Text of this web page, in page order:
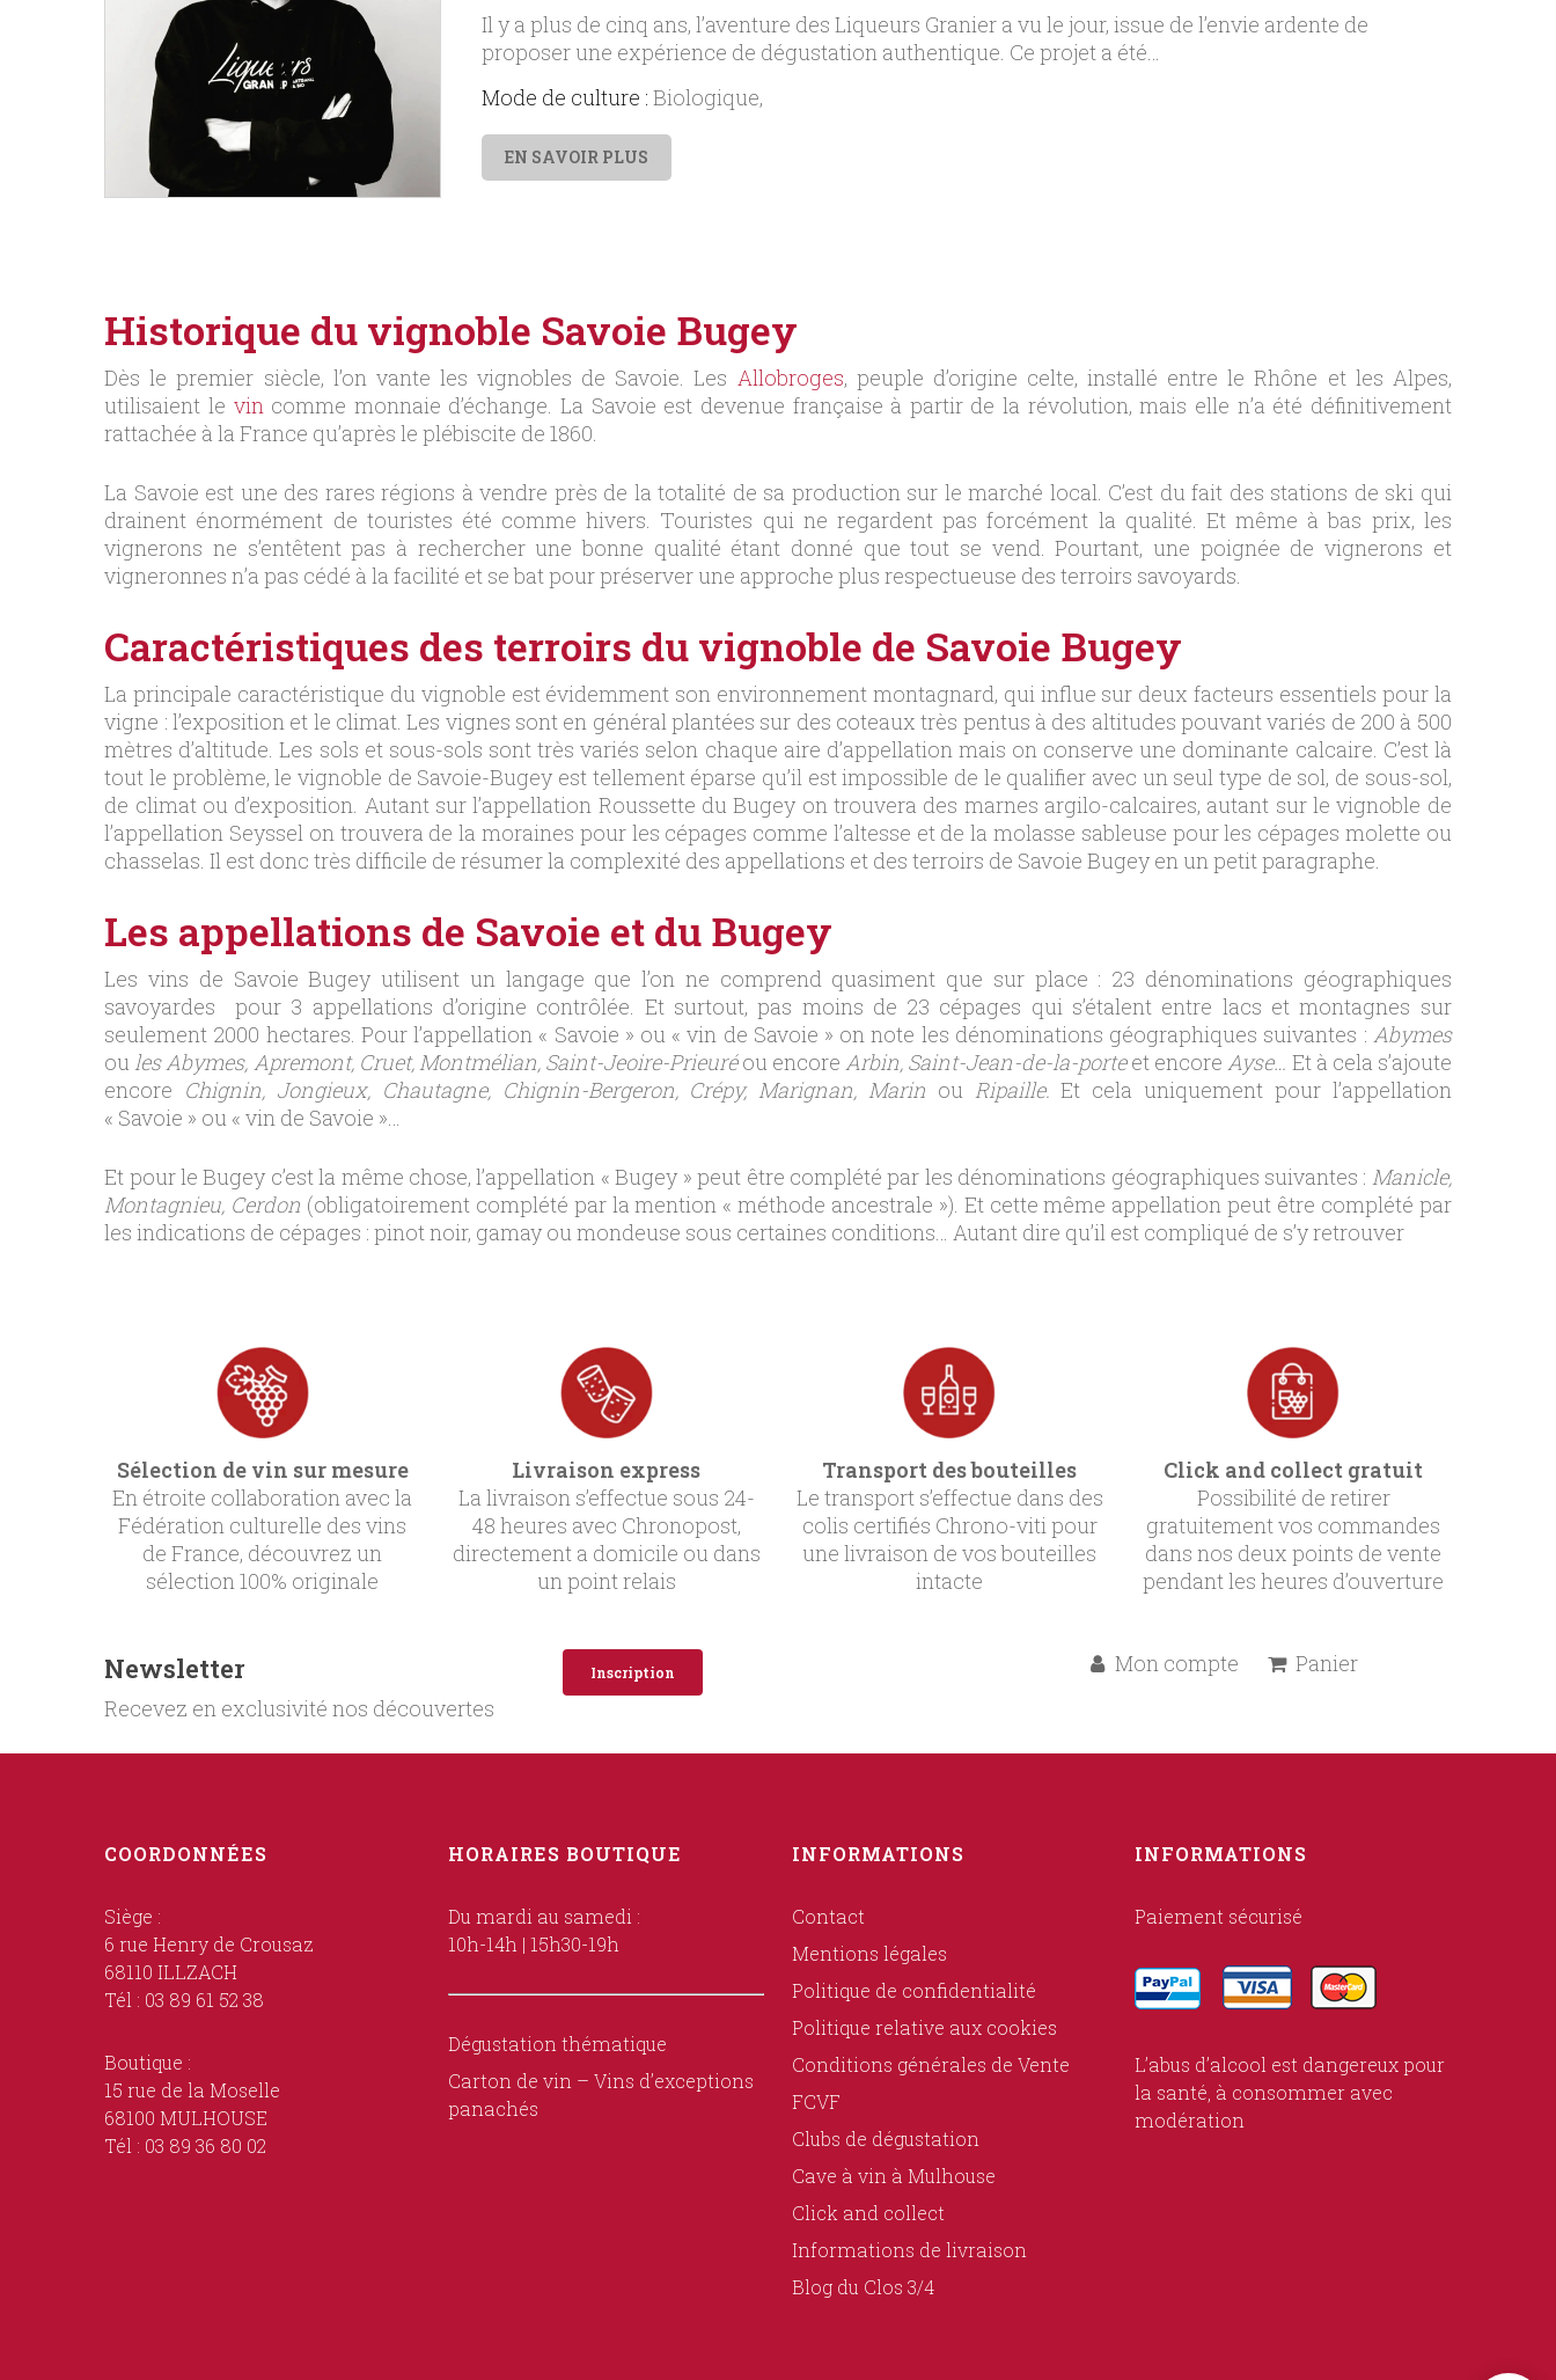
Il y a plus de cinq ans, l’aventure des Liqueurs Granier a vu le jour, issue de l’envie ardente de
proposer une expérience de dégustation authentique. Ce projet a été…
Mode de culture : Biologique
EN SAVOIR PLUS
Historique du vignoble Savoie Bugey
Dès le premier siècle, l’on vante les vignobles de Savoie. Les Allobroges, peuple d’origine celte, installé entre le Rhône et les Alpes,
utilisaient le vincomme monnaie d’échange. La Savoie est devenue française à partir de la révolution, mais elle n’a été définitivement
rattachée à la France qu’après le plébiscite de 1860.
La Savoie est une des rares régions à vendre près de la totalité de sa production sur le marché local. C’est du fait des stations de ski qui
drainent énormément de touristes été comme hivers. Touristes qui ne regardent pas forcément la qualité. Et même à bas prix, les
vignerons ne s’entêtent pas à rechercher une bonne qualité étant donné que tout se vend. Pourtant, une poignée de vignerons et
vigneronnes n’a pas cédé à la facilité et se bat pour préserver une approche plus respectueuse des terroirs savoyards.
Caractéristiques des terroirs du vignoble de Savoie Bugey
La principale caractéristique du vignoble est évidemment son environnement montagnard, qui influe sur deux facteurs essentiels pour la
vigne : l’exposition et le climat. Les vignes sont en général plantées sur des coteaux très pentus à des altitudes pouvant variés de 200 à 500
mètres d’altitude. Les sols et sous-sols sont très variés selon chaque aire d’appellation mais on conserve une dominante calcaire. C’est là
tout le problème, le vignoble de Savoie-Bugey est tellement éparse qu’il est impossible de le qualifier avec un seul type de sol, de sous-sol,
de climat ou d’exposition. Autant sur l’appellation Roussette du Bugey on trouvera des marnes argilo-calcaires, autant sur le vignoble de
l’appellation Seyssel on trouvera de la moraines pour les cépages comme l’altesse et de la molasse sableuse pour les cépages molette ou
chasselas. Il est donc très difficile de résumer la complexité des appellations et des terroirs de Savoie Bugey en un petit paragraphe.
Les appellations de Savoie et du Bugey
Les vins de Savoie Bugey utilisent un langage que l’on ne comprend quasiment que sur place : 23 dénominations géographiques
savoyardes pour 3 appellations d’origine contrôlée. Et surtout, pas moins de 23 cépages qui s’étalent entre lacs et montagnes sur
seulement 2000 hectares. Pour l’appellation « Savoie » ou « vin de Savoie » on note les dénominations géographiques suivantes : Abymes
ou les Abymes, Apremont, Cruet, Montmélian, Saint-Jeoire-Prieuréou encoreArbin, Saint-Jean-de-la-porteet encoreAyse… Et à cela s’ajoute
encore Chignin, Jongieux, Chautagne, Chignin-Bergeron, Crépy, Marignan, Marin ou Ripaille.Et cela uniquement pour l’appellation
« Savoie » ou « vin de Savoie »…
Et pour le Bugey c’est la même chose, l’appellation « Bugey » peut être complété par les dénominations géographiques suivantes : Manicle,
Montagnieu, Cerdon (obligatoirement complété par la mention « méthode ancestrale »). Et cette même appellation peut être complété par
les indications de cépages : pinot noir, gamay ou mondeuse sous certaines conditions… Autant dire qu’il est compliqué de s’y retrouver
Sélection de vin sur mesure
En étroite collaboration avec la
Fédération culturelle des vins
de France, découvrez un
sélection 100% originale
Livraison express
La livraison s’effectue sous 24-
48 heures avec Chronopost,
directement a domicile ou dans
un point relais
Transport des bouteilles
Le transport s’effectue dans des
colis certifiés Chrono-viti pour
une livraison de vos bouteilles
intacte
Click and collect gratuit
Possibilité de retirer
gratuitement vos commandes
dans nos deux points de vente
pendant les heures d’ouverture
Newsletter
Recevez en exclusivité nos découvertes
Inscription Mon compte Panier
COORDONNÉES
Siège :
6 rue Henry de Crousaz
68110 ILLZACH
Tél : 03 89 61 52 38
Boutique :
15 rue de la Moselle
68100 MULHOUSE
Tél : 03 89 36 80 02
HORAIRES BOUTIQUE
Du mardi au samedi :
10h-14h | 15h30-19h
Dégustation thématique
Carton de vin – Vins d’exceptions
panachés
INFORMATIONS
Contact
Mentions légales
Politique de confidentialité
Politique relative aux cookies
Conditions générales de Vente
FCVF
Clubs de dégustation
Cave à vin à Mulhouse
Click and collect
Informations de livraison
Blog du Clos 3/4
INFORMATIONS
Paiement sécurisé
L’abus d’alcool est dangereux pour
la santé, à consommer avec
modération